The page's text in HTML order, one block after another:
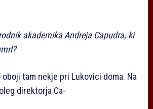
akademika Andreja Capudra, ki
oboji tam nekje pri Lukovici doma. Na
direktorja Ca-